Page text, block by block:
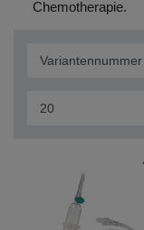
Chemotherapie.